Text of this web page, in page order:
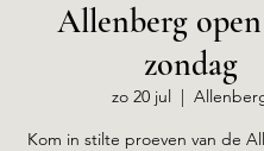
Allenberg
zondag
zo 20 jul
  |
Kom in stilte proeven van de